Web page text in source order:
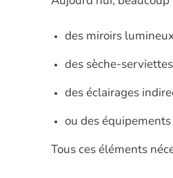
des miroirs
des sèche-
des éclairages
ou des
Tous ces éléments